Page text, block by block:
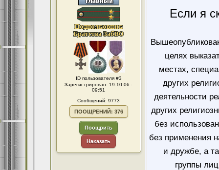
ID пользователя #3
Зарегистрирован: 19.10.06 :
09:51
Сообщений: 9773
ПООЩРЕНИЙ: 376
Поощрить
Наказать
Если я
целях
местах,
других
деятельности
других
без
без применения
и дружбе, а
группы